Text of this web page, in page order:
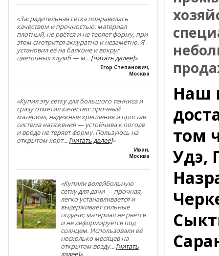
«Заградительная сетка понравилась
качеством и прочностью: материал
плотный, не рвётся и не теряет форму, при
этом смотрится аккуратно и незаметно. Я
установил её на балконе и вокруг
цветочных клумб — м... [читать далее]»
Егор Степанович,
Москва
«Купил эту сетку для большого тенниса и
сразу отметил качество: прочный
материал, надежные крепления и простая
система натяжения — устойчива к погоде
и вроде не теряет форму. Пользуюсь на
открытом корт... [читать далее]»
Иван,
Москва
«Купили волейбольную
сетку для дачи — прочная,
легко устанавливается и
выдерживает сильные
подачи; материал не рвётся
и не деформируется под
солнцем. Использовали её
несколько месяцев на
открытом возду... [читать
Наш
том
Удэ,